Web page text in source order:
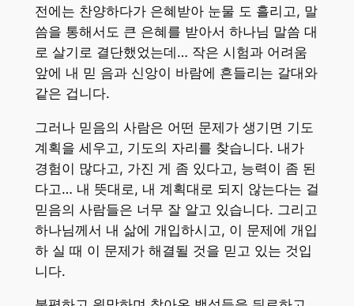
전에는 찬양하다가 은혜받아 눈물 도 흘리고, 말
씀을 통해서도 큰 은혜를 받아서 하나님 말씀 대
로 살기로 결단했었는데… 작은 시험과 어려움
앞에 내 믿 음과 신앙이 바람에 흔들리는 갈대와
같은 겁니다.
그러나 믿음의 사람은 어떤 문제가 생기면 기도
계획을 세우고, 기도의 자리를 찾습니다. 내가
경험이 많다고, 가진 게 좀 있다고, 능력이 좀 된
다고… 내 뜻대로, 내 계획대로 되지 않는다는 걸
믿음의 사람들은 너무 잘 알고 있습니다. 그리고
하나님께서 내 삶에 개입하시고, 이 문제에 개입
하 실 때 이 문제가 해결될 것을 믿고 있는 것입
니다.